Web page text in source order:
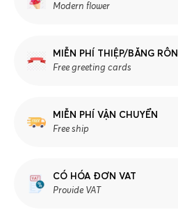
Modern flower
MIỄN PHÍ THIỆP/BĂNG RÔN
Free greeting cards
MIỄN PHÍ VẬN CHUYỂN
Free ship
CÓ HÓA ĐƠN VAT
Provide VAT